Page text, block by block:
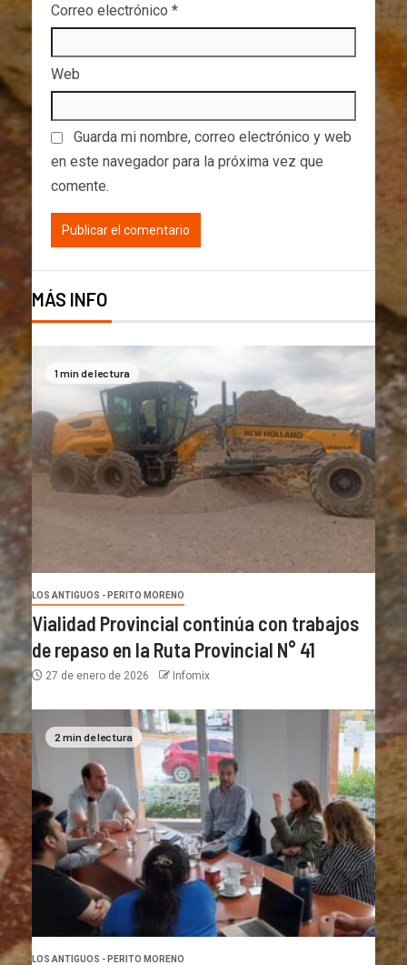
Correo electrónico *
Web
Guarda mi nombre, correo electrónico y web
en este navegador para la próxima vez que
comente.
MÁS INFO
1 min de lectura
LOS ANTIGUOS - PERITO MORENO
Vialidad Provincial continúa con trabajos
de repaso en la Ruta Provincial N° 41
27 de enero de 2026 Infomix
2 min de lectura
LOS ANTIGUOS - PERITO MORENO